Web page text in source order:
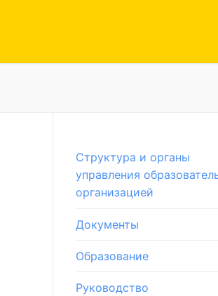
Структура и органы
управления
организацией
Документы
Образование
Руководство